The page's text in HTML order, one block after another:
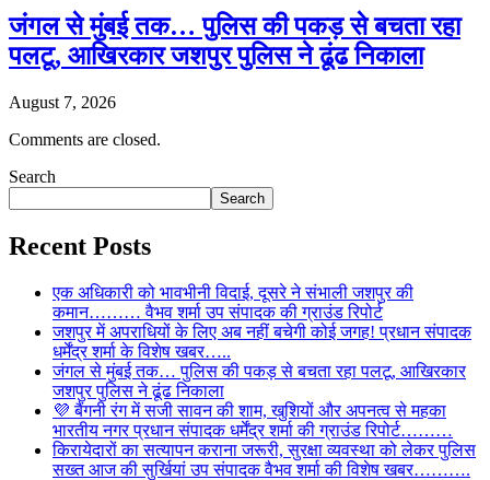
जंगल से मुंबई तक… पुलिस की पकड़ से बचता रहा
पलटू, आखिरकार जशपुर पुलिस ने ढूंढ निकाला
August 7, 2026
Comments are closed.
Search
Search
Recent Posts
एक अधिकारी को भावभीनी विदाई, दूसरे ने संभाली जशपुर की
कमान……… वैभव शर्मा उप संपादक की ग्राउंड रिपोर्ट
जशपुर में अपराधियों के लिए अब नहीं बचेगी कोई जगह! प्रधान संपादक
धर्मेंद्र शर्मा के विशेष खबर…..
जंगल से मुंबई तक… पुलिस की पकड़ से बचता रहा पलटू, आखिरकार
जशपुर पुलिस ने ढूंढ निकाला
💜 बैंगनी रंग में सजी सावन की शाम, खुशियों और अपनत्व से महका
भारतीय नगर प्रधान संपादक धर्मेंद्र शर्मा की ग्राउंड रिपोर्ट………
किरायेदारों का सत्यापन कराना जरूरी, सुरक्षा व्यवस्था को लेकर पुलिस
सख्त आज की सुर्खियां उप संपादक वैभव शर्मा की विशेष खबर……….